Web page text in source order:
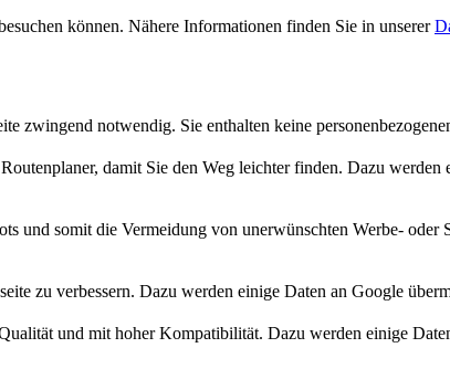
können. Nähere Informationen finden Sie in unserer
zwingend notwendig. Sie enthalten keine
damit Sie den Weg leichter finden. Dazu
und somit die Vermeidung von unerwünschten Werbe-
zu verbessern. Dazu werden einige Daten an Google
und mit hoher Kompatibilität. Dazu werden einige